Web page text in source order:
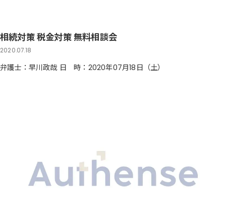
相続対策 税金対策 無料相談会
2020.07.18
弁護士：早川政哉 日 時：2020年07月18日（土）